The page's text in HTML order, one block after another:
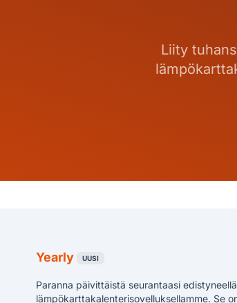
Liity
Yearly UUSI
Paranna päivittäistä seurantaasi edistyneellä
lämpökarttakalenterisovelluksellamme. Se